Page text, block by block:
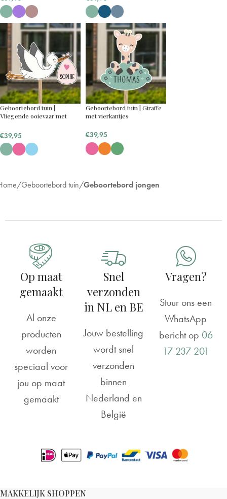
Geboortebord tuin |
Vliegende ooievaar met
€39,95
Geboortebord tuin | Giraffe
met vierkantjes
€39,95
Geboortebord tuin Geboortebord jongen
Christien Boogaard
Rating: 5/5
Geboortebord
Mooi bord, precies zoals het omschreven is.
Mon Mar 04 2024 00:00:00 GMT+0000
Geboortebord tuin | Konijntje op tractor
Chanine De boer
Rating: 5/5
We zijn erg tevreden met ons geboorte bord.
Snelle levering,goed product. .
Fri Jan 27 2023 00:00:00 GMT+0000 (Coordinated
Op maat
gemaakt
Al onze
producten
worden
speciaal voor
jou op maat
gemaakt
Snel
verzonden
in NL en BE
Jouw bestelling
wordt snel
verzonden
binnen
Nederland en
België
Vragen?
Stuur ons een
WhatsApp
bericht op 06
17 237 201
MAKKELIJK SHOPPEN